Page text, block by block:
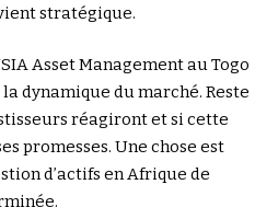
stratégique.
Asset Management au Togo
dynamique du marché. Reste
réagiront et si cette
promesses. Une chose est
d’actifs en Afrique de